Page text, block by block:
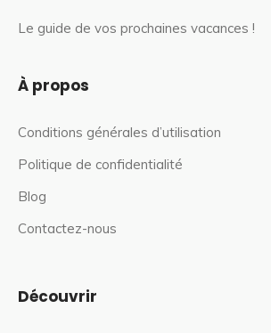
Le guide de vos prochaines vacances !
À propos
Conditions générales d’utilisation
Politique de confidentialité
Blog
Contactez-nous
Découvrir